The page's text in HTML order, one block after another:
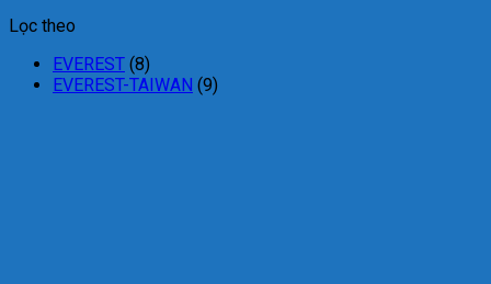
Lọc theo
EVEREST (8)
EVEREST-TAIWAN (9)